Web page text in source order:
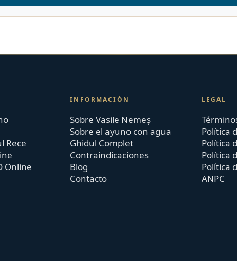
Rece
Online
INFORMACIÓN
Sobre Vasile Nemeș
Sobre el ayuno con agua
Ghidul Complet
Contraindicaciones
Blog
Contacto
LEGAL
Política
Política
Política
Política
ANPC